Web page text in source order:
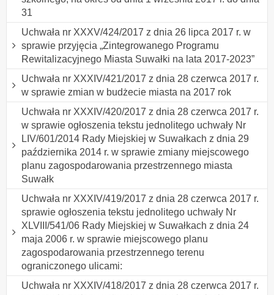
31
Uchwała nr XXXV/424/2017 z dnia 26 lipca 2017 r. w
sprawie przyjęcia „Zintegrowanego Programu
Rewitalizacyjnego Miasta Suwałki na lata 2017-2023”
Uchwała nr XXXIV/421/2017 z dnia 28 czerwca 2017 r.
w sprawie zmian w budżecie miasta na 2017 rok
Uchwała nr XXXIV/420/2017 z dnia 28 czerwca 2017 r.
w sprawie ogłoszenia tekstu jednolitego uchwały Nr
LIV/601/2014 Rady Miejskiej w Suwałkach z dnia 29
października 2014 r. w sprawie zmiany miejscowego
planu zagospodarowania przestrzennego miasta
Suwałk
Uchwała nr XXXIV/419/2017 z dnia 28 czerwca 2017 r.
sprawie ogłoszenia tekstu jednolitego uchwały Nr
XLVIII/541/06 Rady Miejskiej w Suwałkach z dnia 24
maja 2006 r. w sprawie miejscowego planu
zagospodarowania przestrzennego terenu
ograniczonego ulicami:
Uchwała nr XXXIV/418/2017 z dnia 28 czerwca 2017 r.